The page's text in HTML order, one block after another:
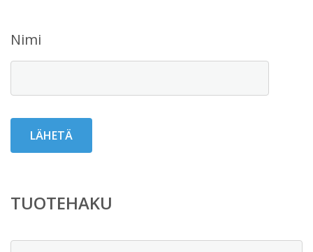
Nimi
TUOTEHAKU